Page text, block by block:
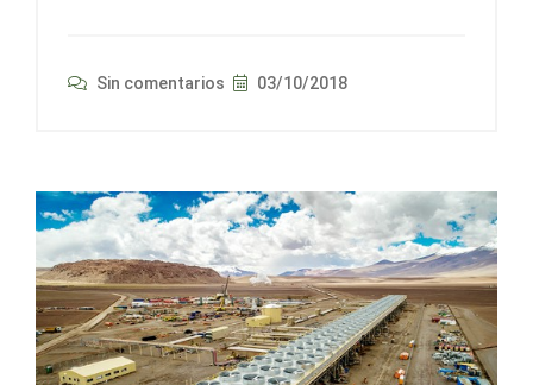
Sin comentarios 03/10/2018